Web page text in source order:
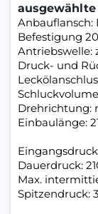
Anbauflansch:
Befestigung
Antriebswelle:
Druck- und
Drehrichtung:
Einbaulänge:
Eingangsdruck
Dauerdruck:
Max.
Spitzendruck: